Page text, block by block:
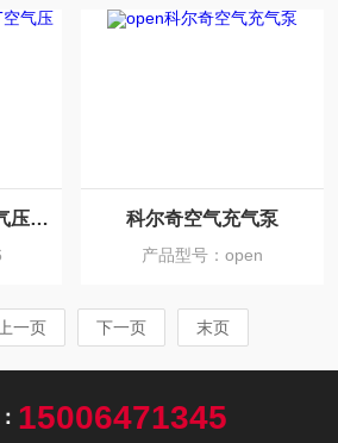
科尔奇MCH6/ET空气压缩机呼吸器充气泵 科尔奇空气充气泵
产品型号：open
上一页 下一页 末页
15006471345